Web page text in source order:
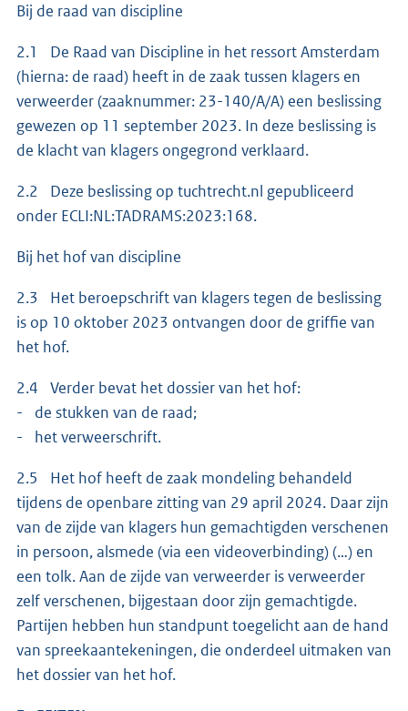
Bij de raad van discipline
2.1 De Raad van Discipline in het ressort Amsterdam
(hierna: de raad) heeft in de zaak tussen klagers en
verweerder (zaaknummer: 23-140/A/A) een beslissing
gewezen op 11 september 2023. In deze beslissing is
de klacht van klagers ongegrond verklaard.
2.2 Deze beslissing op tuchtrecht.nl gepubliceerd
onder ECLI:NL:TADRAMS:2023:168.
Bij het hof van discipline
2.3 Het beroepschrift van klagers tegen de beslissing
is op 10 oktober 2023 ontvangen door de griffie van
het hof.
2.4 Verder bevat het dossier van het hof:
- de stukken van de raad;
- het verweerschrift.
2.5 Het hof heeft de zaak mondeling behandeld
tijdens de openbare zitting van 29 april 2024. Daar zijn
van de zijde van klagers hun gemachtigden verschenen
in persoon, alsmede (via een videoverbinding) (…) en
een tolk. Aan de zijde van verweerder is verweerder
zelf verschenen, bijgestaan door zijn gemachtigde.
Partijen hebben hun standpunt toegelicht aan de hand
van spreekaantekeningen, die onderdeel uitmaken van
het dossier van het hof.